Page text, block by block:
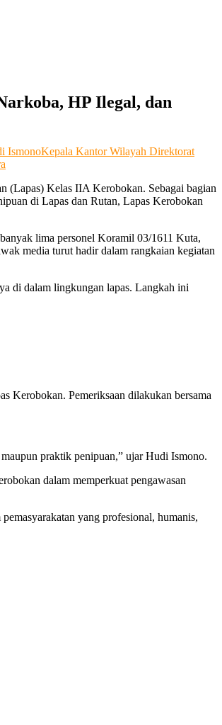
HP Ilegal, dan
IsmonoKepala Kantor Wilayah Direktorat
(Lapas) Kelas IIA Kerobokan. Sebagai bagian
di Lapas dan Rutan, Lapas Kerobokan
lima personel Koramil 03/1611 Kuta,
media turut hadir dalam rangkaian kegiatan
di dalam lingkungan lapas. Langkah ini
Kerobokan. Pemeriksaan dilakukan bersama
praktik penipuan,” ujar Hudi Ismono.
dalam memperkuat pengawasan
yang profesional, humanis,